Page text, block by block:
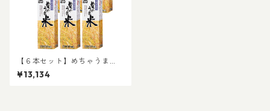
【６本セット】めちゃうま
米 ２５度 ２Lパック｜晩酌
飲み会 ２Lパック お得な焼酎
¥13,134